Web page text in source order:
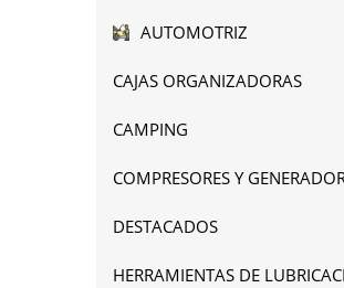
AUTOMOTRIZ
CAJAS ORGANIZADORAS
CAMPING
COMPRESORES Y
DESTACADOS
HERRAMIENTAS DE